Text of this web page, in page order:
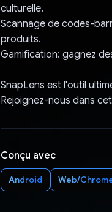
culturelle.
Scannage de codes-
produits.
Gamification: gagnez
SnapLens est l'outil
Rejoignez-nous dans
Conçu avec
Android Web/